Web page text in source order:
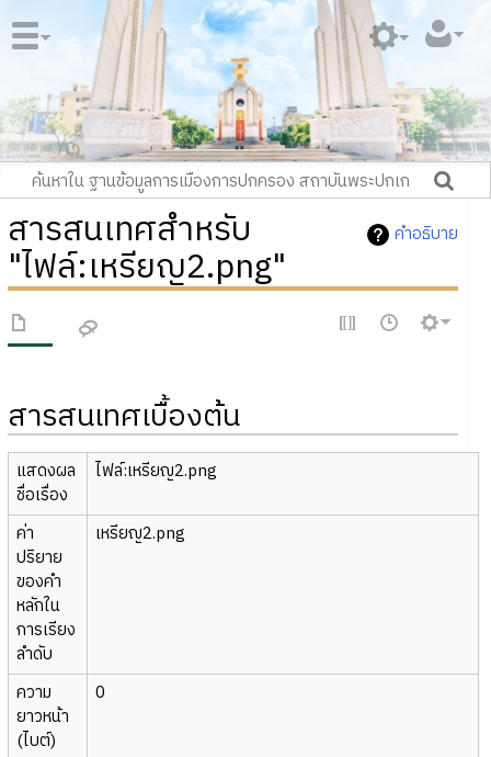
คำอธิบาย
สารสนเทศสำหรับ
"ไฟล์:เหรียญ2.png"
สารสนเทศเบื้องต้น
แสดงผล
ชื่อเรื่อง
ไฟล์:เหรียญ2.png
ค่า
ปริยาย
ของคำ
หลักใน
การเรียง
ลำดับ
เหรียญ2.png
ความ
ยาวหน้า
(ไบต์)
0